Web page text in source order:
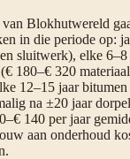
Blokhutwereld
in die periode op:
sluitwerk), elke
180–€ 320
12–15 jaar
na ±20 jaar
140 per jaar
aan onderhoud